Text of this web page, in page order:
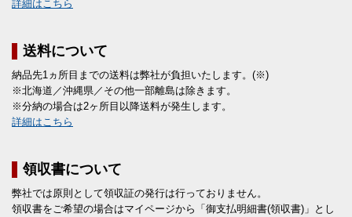
詳細はこちら
送料について
納品先1ヵ所目までの送料は弊社が負担いたします。(※)
※北海道／沖縄県／その他一部離島は除きます。
※分納の場合は2ヶ所目以降送料が発生します。
詳細はこちら
領収書について
弊社では原則として領収証の発行は行っておりません。
領収書をご希望の場合はマイページから「御支払明細書(領収書)」とし